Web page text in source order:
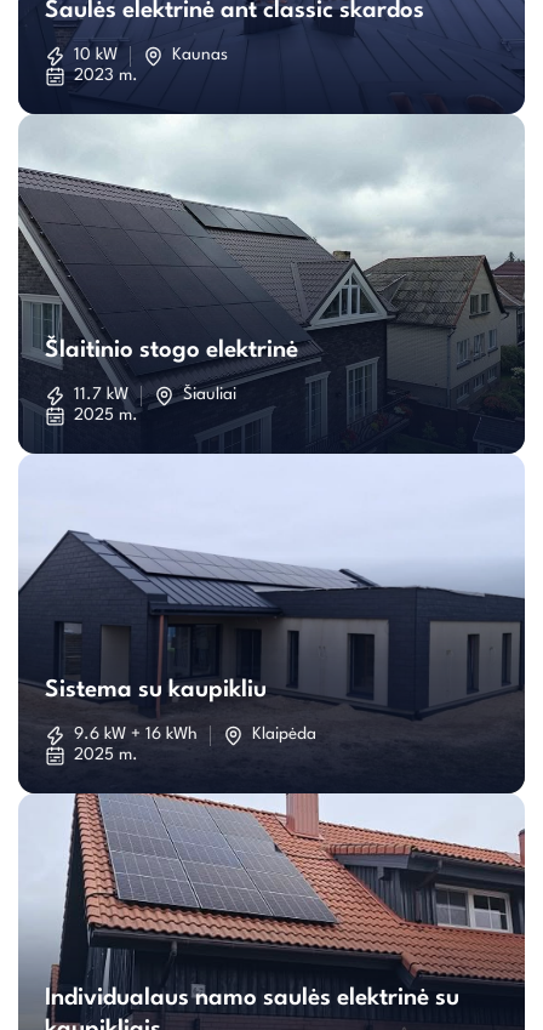
Saulės elektrinė ant classic skardos
10 kW
Kaunas
2023 m.
Šlaitinio
stogo
elektrinė
Šlaitinio stogo elektrinė
11.7 kW
Šiauliai
2025 m.
Sistema
su
kaupikliu
Sistema su kaupikliu
9.6 kW + 16 kWh
Klaipėda
2025 m.
Individualaus
namo
Individualaus namo saulės elektrinė su